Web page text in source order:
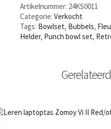
Artikelnummer: 24KS0011
Categorie: Verkocht
Tags: Bowlset, Bubbels,
Helder, Punch bowl set,